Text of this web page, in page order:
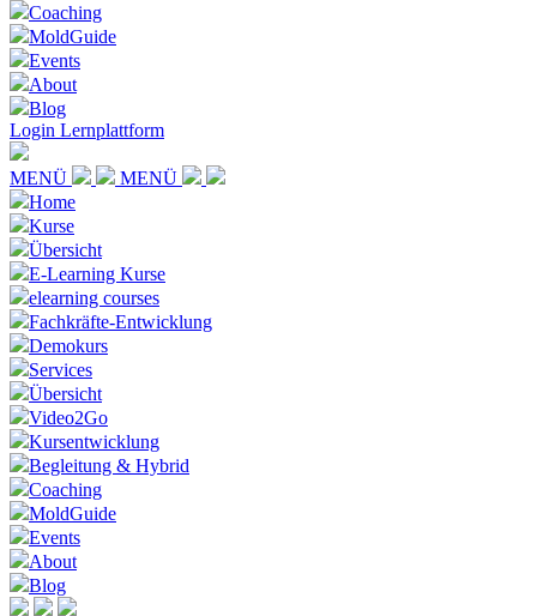
Coaching
MoldGuide
Events
About
Blog
Login Lernplattform
MENÜ
MENÜ
Home
Kurse
Übersicht
E-Learning Kurse
elearning courses
Fachkräfte-Entwicklung
Demokurs
Services
Übersicht
Video2Go
Kursentwicklung
Begleitung & Hybrid
Coaching
MoldGuide
Events
About
Blog